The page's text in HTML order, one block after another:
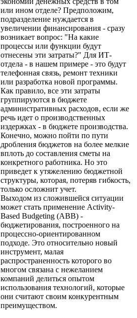
или ином отделе? Предположим,
подразделение нуждается в
увеличении финансирования - сразу
возникает вопрос: "На какие
процессы или функции будут
отнесены эти затраты?" Для ИТ-
отдела - в нашем примере - это будут
телефонная связь, ремонт техники
или разработка новой программы.
Как правило, все эти затраты
группируются в бюджете
административных расходов, если же
речь идет о производственных
издержках - в бюджете производства.
Конечно, можно пойти по пути
дробления бюджетов на более мелкие
вплоть до составления сметы на
конкретного работника. Но это
приведет к утяжелению бюджетной
структуры, которая, потеряв гибкость,
только осложнит учет.
Выходом из сложившейся ситуации
может стать применение Activity-
Based Budgeting (ABB) -
бюджетирования, построенного на
процессно-ориентированном
подходе. Это относительно новый
инструмент, малая
распространенность которого во
многом связана с нежеланием
компаний делиться опытом
использования технологий, которые
они считают своим конкурентным
преимуществом.